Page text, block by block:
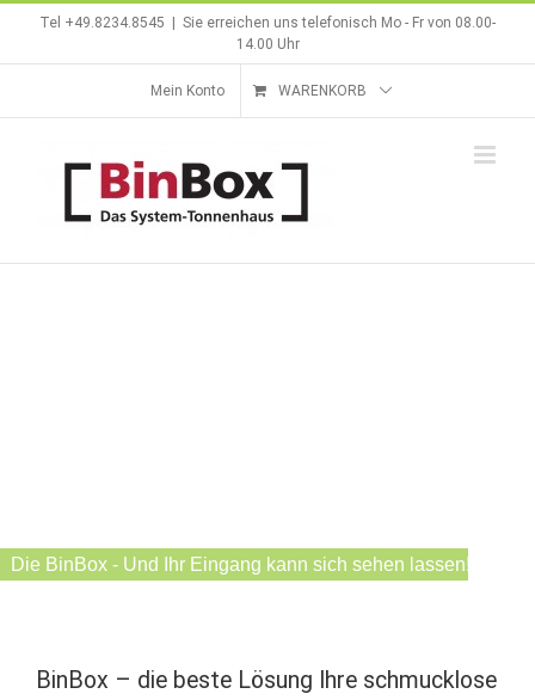
Tel +49.8234.8545
Sie erreichen uns telefonisch Mo - Fr von 08.00-
14.00 Uhr
Mein Konto WARENKORB
Die BinBox - Und Ihr Eingang kann sich sehen lassen!
BinBox – die beste Lösung Ihre schmucklose